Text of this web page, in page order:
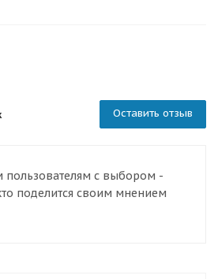
Оставить отзыв
пользователям с выбором -
поделится своим мнением